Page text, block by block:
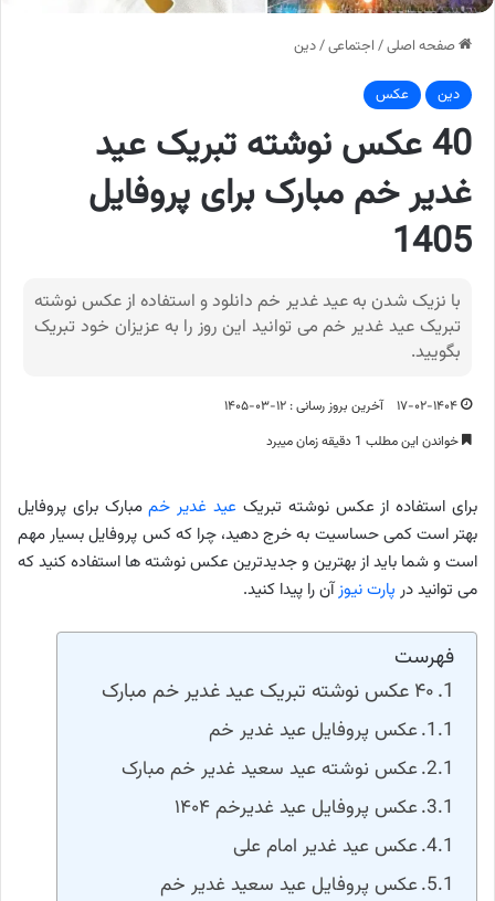
صفحه اصلی/ اجتماعی/دین
دین عکس
40 عکس نوشته تبریک عید
غدیر خم مبارک برای پروفایل
1405
با نزیک شدن به عید غدیر خم دانلود و استفاده از عکس نوشته
تبریک عید غدیر خم می توانید این روز را به عزیزان خود تبریک
بگویید.
۱۷-۰۲-۱۴۰۴
آخرین بروز رسانی : ۱۲-۰۳-۱۴۰۵
خواندن این مطلب 1 دقیقه زمان میبرد
برای استفاده از عکس نوشته تبریک عید غدیر خممبارک برای پروفایل
بهتر است کمی حساسیت به خرج دهید، چرا که کس پروفایل بسیار مهم
است و شما باید از بهترین و جدیدترین عکس نوشته ها استفاده کنید که
می توانید در پارت نیوزآن را پیدا کنید.
فهرست
۴۰ عکس نوشته تبریک عید غدیر خم مبارک
عکس پروفایل عید غدیر خم
عکس نوشته عید سعید غدیر خم مبارک
عکس پروفایل عید غدیرخم ۱۴۰۴
عکس عید غدیر امام علی
عکس پروفایل عید سعید غدیر خم